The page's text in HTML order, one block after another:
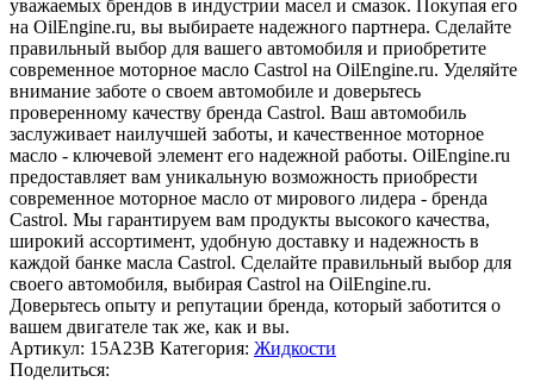
уважаемых брендов в индустрии масел и смазок. Покупая его
на OilEngine.ru, вы выбираете надежного партнера. Сделайте
правильный выбор для вашего автомобиля и приобретите
современное моторное масло Castrol на OilEngine.ru. Уделяйте
внимание заботе о своем автомобиле и доверьтесь
проверенному качеству бренда Castrol. Ваш автомобиль
заслуживает наилучшей заботы, и качественное моторное
масло - ключевой элемент его надежной работы. OilEngine.ru
предоставляет вам уникальную возможность приобрести
современное моторное масло от мирового лидера - бренда
Castrol. Мы гарантируем вам продукты высокого качества,
широкий ассортимент, удобную доставку и надежность в
каждой банке масла Castrol. Сделайте правильный выбор для
своего автомобиля, выбирая Castrol на OilEngine.ru.
Доверьтесь опыту и репутации бренда, который заботится о
вашем двигателе так же, как и вы.
Артикул: 15A23B Категория: Жидкости
Поделиться: